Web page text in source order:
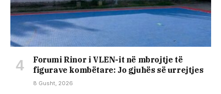
Forumi Rinor i VLEN-it në mbrojtje të
figurave kombëtare: Jo gjuhës së urrejtjes
8 Gusht, 2026